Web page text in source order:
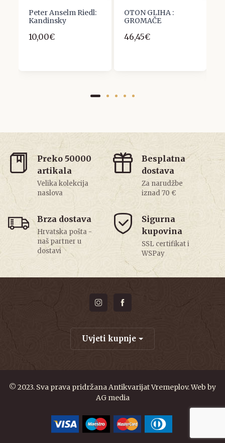
Peter Anselm Riedl:
Kandinsky
10,00€
OTON GLIHA :
GROMAČE
46,45€
Preko 50000
artikala
Velika kolekcija
naslova
Besplatna
dostava
Za narudžbe
iznad 70 €
Brza dostava
Hrvatska pošta -
naš partner u
dostavi
Sigurna
kupovina
SSL certifikat i
WSPay
Uvjeti kupnje
© 2023. Sva prava pridržana Antikvarijat Vremeplov. Web by
AG media